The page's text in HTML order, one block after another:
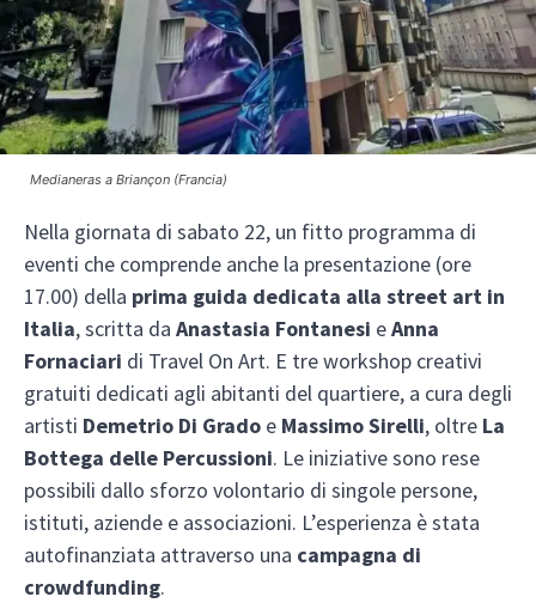
Medianeras a Briançon (Francia)
Nella giornata di sabato 22, un fitto programma di
eventi che comprende anche la presentazione (ore
17.00) della prima guida dedicata alla street art in
Italia, scritta da Anastasia Fontanesi eAnna
Fornaciari di Travel On Art. E tre workshop creativi
gratuiti dedicati agli abitanti del quartiere, a cura degli
artisti Demetrio Di Grado e Massimo Sirelli, oltre La
Bottega delle Percussioni. Le iniziative sono rese
possibili dallo sforzo volontario di singole persone,
istituti, aziende e associazioni. L’esperienza è stata
autofinanziata attraverso una campagna di
crowdfunding.